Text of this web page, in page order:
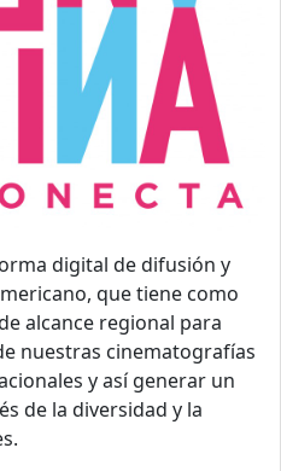
digital de difusión y
que tiene como
alcance regional para
nuestras cinematografías
y así generar un
de la diversidad y la